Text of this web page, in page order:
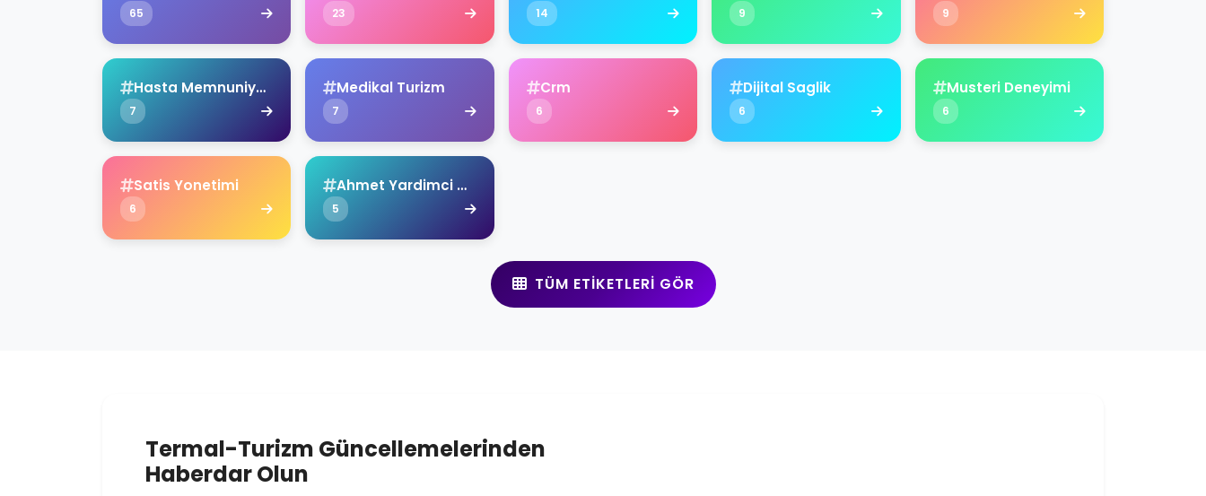
65 23 14 9 9
Hasta Memnuniyeti
7
Medikal Turizm
7
Crm
6
Dijital Saglik
6
Musteri Deneyimi
6
Satis Yonetimi
6
Ahmet Yardimci Academy
5
TÜM ETIKETLERI GÖR
Termal-Turizm Güncellemelerinden
Haberdar Olun